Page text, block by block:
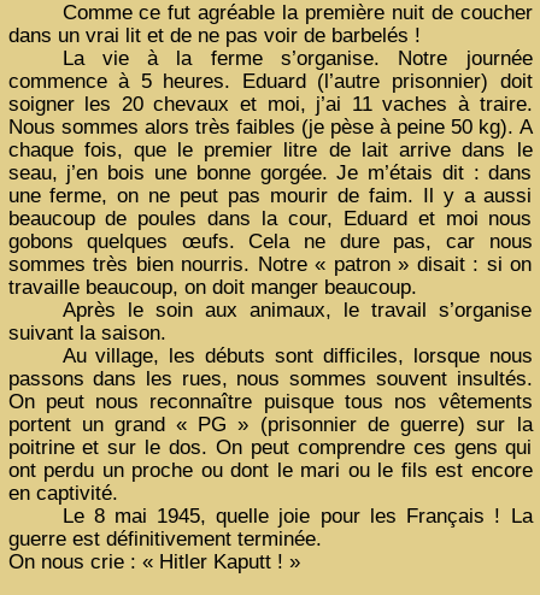
Comme ce fut agréable la première nuit de coucher
dans un vrai lit et de ne pas voir de barbelés !
La vie à la ferme s’organise. Notre journée
commence à 5 heures. Eduard (l’autre prisonnier) doit
soigner les 20 chevaux et moi, j’ai 11 vaches à traire.
Nous sommes alors très faibles (je pèse à peine 50 kg). A
chaque fois, que le premier litre de lait arrive dans le
seau, j’en bois une bonne gorgée. Je m’étais dit : dans
une ferme, on ne peut pas mourir de faim. Il y a aussi
beaucoup de poules dans la cour, Eduard et moi nous
gobons quelques œufs. Cela ne dure pas, car nous
sommes très bien nourris. Notre « patron » disait : si on
travaille beaucoup, on doit manger beaucoup.
Après le soin aux animaux, le travail s’organise
suivant la saison.
Au village, les débuts sont difficiles, lorsque nous
passons dans les rues, nous sommes souvent insultés.
On peut nous reconnaître puisque tous nos vêtements
portent un grand « PG » (prisonnier de guerre) sur la
poitrine et sur le dos. On peut comprendre ces gens qui
ont perdu un proche ou dont le mari ou le fils est encore
en captivité.
Le 8 mai 1945, quelle joie pour les Français ! La
guerre est définitivement terminée.
On nous crie : « Hitler Kaputt ! »